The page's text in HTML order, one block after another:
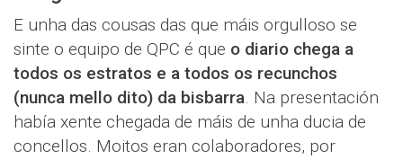
E unha das cousas das que máis orgulloso se
sinte o equipo de QPC é que o diario chega a
todos os estratos e a todos os recunchos
(nunca mello dito) da bisbarra. Na presentación
había xente chegada de máis de unha ducia de
concellos. Moitos eran colaboradores, por